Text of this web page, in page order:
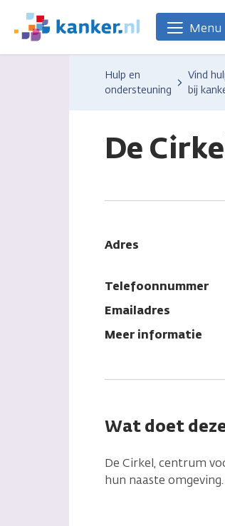
naar
We
zijn
Menu
Hulp en
ondersteuning
Vind
bij
De
Adres
Telefoonnummer
Emailadres
Meer informatie
Wat doet
De Cirkel, centrum
hun naaste